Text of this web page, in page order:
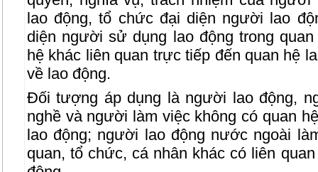
lao động, tổ chức đại diện người lao
diện người sử dụng lao động trong
hệ khác liên quan trực tiếp đến quan hệ
về lao động.
Đối tượng áp dụng là người lao động,
nghề và người làm việc không có quan
lao động; người lao động nước ngoài
quan, tổ chức, cá nhân khác có liên